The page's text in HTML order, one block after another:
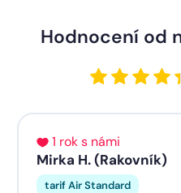
Hodnocení od
1 rok s námi
Mirka H. (Rakovník)
tarif Air Standard